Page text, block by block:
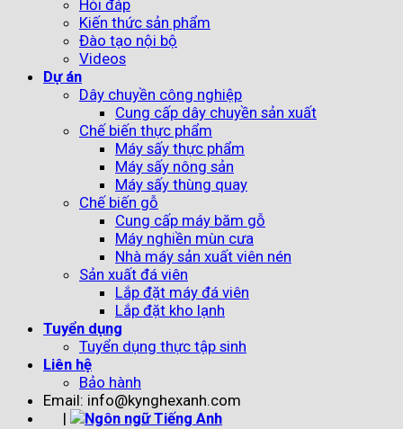
Hỏi đáp
Kiến thức sản phẩm
Đào tạo nội bộ
Videos
Dự án
Dây chuyền công nghiệp
Cung cấp dây chuyền sản xuất
Chế biến thực phẩm
Máy sấy thực phẩm
Máy sấy nông sản
Máy sấy thùng quay
Chế biến gỗ
Cung cấp máy băm gỗ
Máy nghiền mùn cưa
Nhà máy sản xuất viên nén
Sản xuất đá viên
Lắp đặt máy đá viên
Lắp đặt kho lạnh
Tuyển dụng
Tuyển dụng thực tập sinh
Liên hệ
Bảo hành
Email: info@kynghexanh.com
|